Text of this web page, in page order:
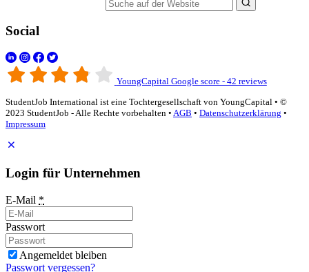
Social
YoungCapital Google score - 42 reviews
StudentJob International ist eine Tochtergesellschaft von YoungCapital • ©
2023 StudentJob - Alle Rechte vorbehalten • AGB • Datenschutzerklärung •
Impressum
Login für Unternehmen
E-Mail *
Passwort
Angemeldet bleiben
Passwort vergessen?